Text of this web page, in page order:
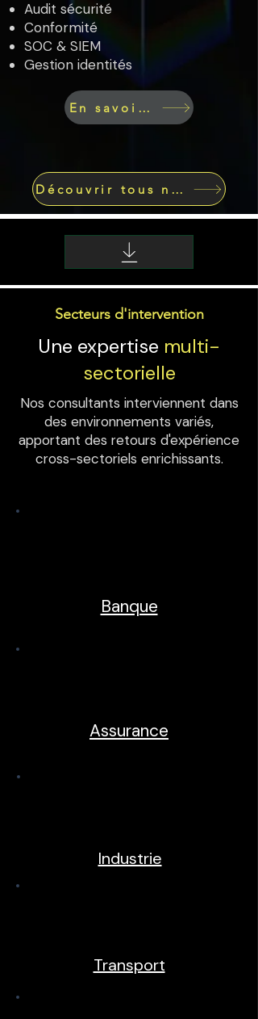
Audit sécurité
Conformité
SOC & SIEM
Gestion identités
En savoir plus
Découvrir tous nos services
Secteurs d'intervention
Une expertise multi-
sectorielle
Nos consultants interviennent dans
des environnements variés,
apportant des retours d'expérience
cross-sectoriels enrichissants.
Banque
Assurance
Industrie
Transport